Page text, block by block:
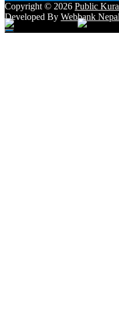
Copyright © 2026 Public Kura
Developed By Webbank Nepal